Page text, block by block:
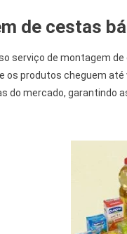
de cestas
serviço de montagem
os produtos cheguem
do mercado, garantindo